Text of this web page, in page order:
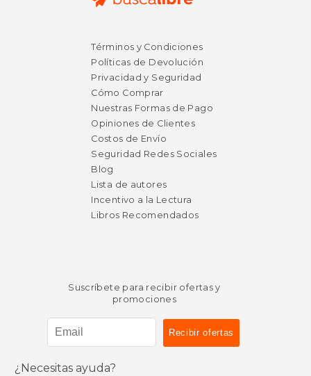
$ 29.98
$ 17.99
50%
dcto.
Términos y Condiciones
Políticas de Devolución
Privacidad y Seguridad
Cómo Comprar
Nuestras Formas de Pago
Opiniones de Clientes
Costos de Envío
Seguridad Redes Sociales
Blog
Lista de autores
Incentivo a la Lectura
Libros Recomendados
Suscríbete para recibir ofertas y
promociones
¿Necesitas ayuda?